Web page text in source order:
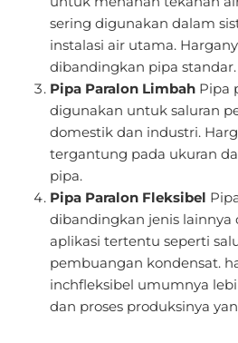
sering digunakan dalam
instalasi air utama.
dibandingkan pipa standar.
Pipa Paralon Limbah Pipa
digunakan untuk saluran
domestik dan industri.
tergantung pada ukuran
pipa.
Pipa Paralon Fleksibel
dibandingkan jenis
aplikasi tertentu seperti
pembuangan kondensat.
inchfleksibel umumnya
dan proses produksinya